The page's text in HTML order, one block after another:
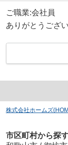
ご職業:会社員
ありがとうござ
株式会社ホームズ
市区町村から探